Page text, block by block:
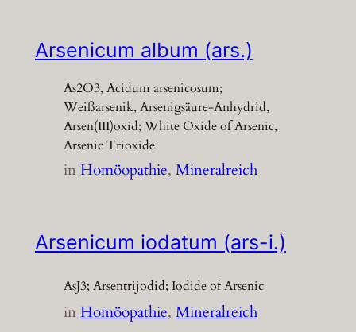
Arsenicum album (ars.)
As2O3, Acidum arsenicosum;
Weißarsenik, Arsenigsäure-Anhydrid,
Arsen(III)oxid; White Oxide of Arsenic,
Arsenic Trioxide
inHomöopathie, Mineralreich
Arsenicum iodatum (ars-i.)
AsJ3; Arsentrijodid; Iodide of Arsenic
inHomöopathie, Mineralreich